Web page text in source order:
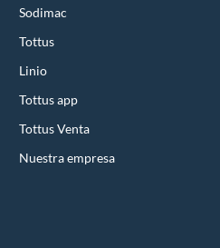
Sodimac
Tottus
Linio
Tottus app
Tottus Venta
Nuestra empresa